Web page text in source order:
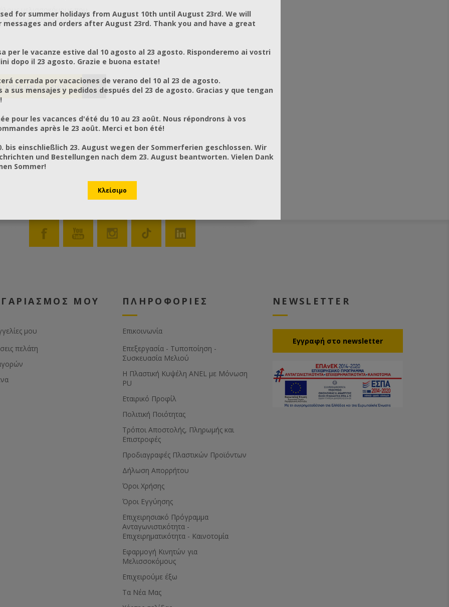
μελισσοκόμους που
έχουν τον έλεγχο των
τους ή για όσους θέλουν να
μελισσοτρόφων. Το μήκος
καθορίζει και την
ποσότητα.
την ώρα με ηλεκτροκινητήρα
3 hp
την ώρα με ηλεκτροκινητήρα
4 hp
την ώρα με ηλεκτροκινητήρα
7,5 hp
την ώρα με ηλεκτροκινητήρα
10 hp
ΜΟΥ
μου
πελάτη
ΠΛΗΡΟΦΟΡΙΕΣ
Επικοινωνία
Επεξεργασία - Τυποποίηση -
Συσκευασία Μελιού
Η Πλαστική Κυψέλη ANEL με Μόνωση
PU
Εταιρικό Προφίλ
Πολιτική Ποιότητας
Τρόποι Αποστολής, Πληρωμής και
Επιστροφές
Προδιαγραφές Πλαστικών Προϊόντων
Δήλωση Απορρήτου
Όροι Χρήσης
Όροι Εγγύησης
Eπιχειρησιακό Πρόγραμμα
Ανταγωνιστικότητα -
Επιχειρηματικότητα - Καινοτομία
Εφαρμογή Κινητών για
Μελισσοκόμους
Επιχειρούμε έξω
Τα Νέα Μας
NEWSLETTER
Eγγραφή στο newsletter
for summer holidays from August 10th until August 23rd. We will
messages and orders after August 23rd. Thank you and have a great
per le vacanze estive dal 10 agosto al 23 agosto. Risponderemo ai vostri
dopo il 23 agosto. Grazie e buona estate!
cerrada por vacaciones de verano del 10 al 23 de agosto.
a sus mensajes y pedidos después del 23 de agosto. Gracias y que tengan
pour les vacances d'été du 10 au 23 août. Nous répondrons à vos
après le 23 août. Merci et bon été!
bis einschließlich 23. August wegen der Sommerferien geschlossen. Wir
und Bestellungen nach dem 23. August beantworten. Vielen Dank
Sommer!